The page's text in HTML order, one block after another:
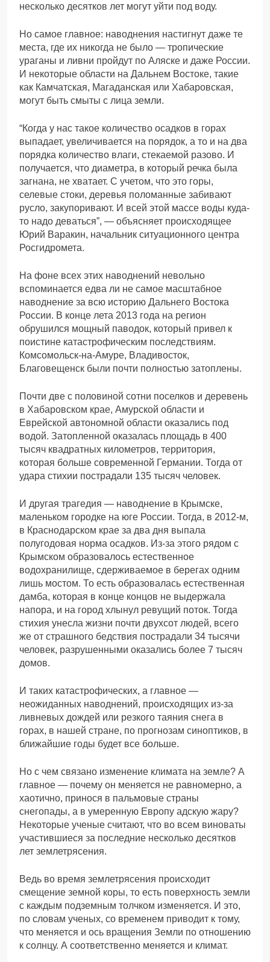
несколько десятков лет могут уйти под воду.
Но самое главное: наводнения настигнут даже те
места, где их никогда не было — тропические
ураганы и ливни пройдут по Аляске и даже России.
И некоторые области на Дальнем Востоке, такие
как Камчатская, Магаданская или Хабаровская,
могут быть смыты с лица земли.
“Когда у нас такое количество осадков в горах
выпадает, увеличивается на порядок, а то и на два
порядка количество влаги, стекаемой разово. И
получается, что диаметра, в который речка была
загнана, не хватает. С учетом, что это горы,
селевые стоки, деревья поломанные забивают
русло, закупоривают. И всей этой массе воды куда-
то надо деваться”, — объясняет происходящее
Юрий Варакин, начальник ситуационного центра
Росгидромета.
На фоне всех этих наводнений невольно
вспоминается едва ли не самое масштабное
наводнение за всю историю Дальнего Востока
России. В конце лета 2013 года на регион
обрушился мощный паводок, который привел к
поистине катастрофическим последствиям.
Комсомольск-на-Амуре, Владивосток,
Благовещенск были почти полностью затоплены.
Почти две с половиной сотни поселков и деревень
в Хабаровском крае, Амурской области и
Еврейской автономной области оказались под
водой. Затопленной оказалась площадь в 400
тысяч квадратных километров, территория,
которая больше современной Германии. Тогда от
удара стихии пострадали 135 тысяч человек.
И другая трагедия — наводнение в Крымске,
маленьком городке на юге России. Тогда, в 2012-м,
в Краснодарском крае за два дня выпала
полугодовая норма осадков. Из-за этого рядом с
Крымском образовалось естественное
водохранилище, сдерживаемое в берегах одним
лишь мостом. То есть образовалась естественная
дамба, которая в конце концов не выдержала
напора, и на город хлынул ревущий поток. Тогда
стихия унесла жизни почти двухсот людей, всего
же от страшного бедствия пострадали 34 тысячи
человек, разрушенными оказались более 7 тысяч
домов.
И таких катастрофических, а главное —
неожиданных наводнений, происходящих из-за
ливневых дождей или резкого таяния снега в
горах, в нашей стране, по прогнозам синоптиков, в
ближайшие годы будет все больше.
Но с чем связано изменение климата на земле? А
главное — почему он меняется не равномерно, а
хаотично, принося в пальмовые страны
снегопады, а в умеренную Европу адскую жару?
Некоторые ученые считают, что во всем виноваты
участившиеся за последние несколько десятков
лет землетрясения.
Ведь во время землетрясения происходит
смещение земной коры, то есть поверхность земли
с каждым подземным толчком изменяется. И это,
по словам ученых, со временем приводит к тому,
что меняется и ось вращения Земли по отношению
к солнцу. А соответственно меняется и климат.